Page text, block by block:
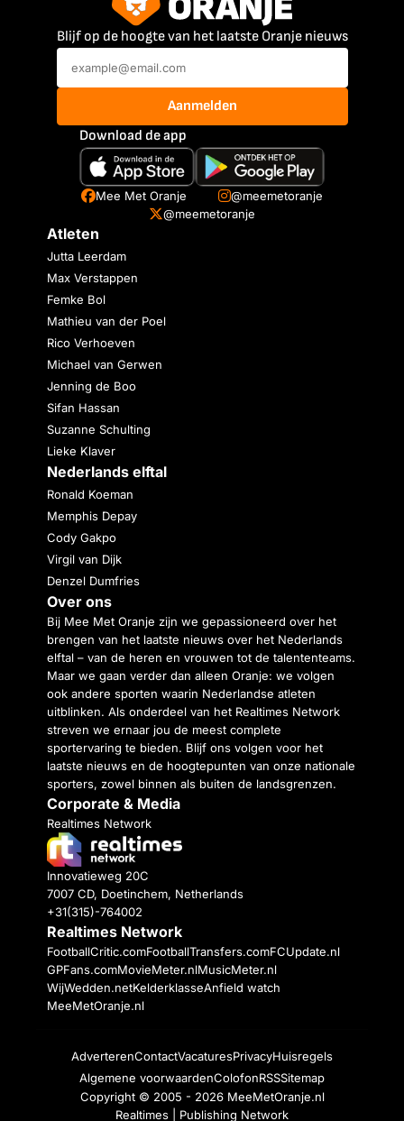
Blijf op de hoogte van het laatste Oranje nieuws
Aanmelden
Download de app
Mee Met Oranje
@meemetoranje
@meemetoranje
Atleten
Jutta Leerdam
Max Verstappen
Femke Bol
Mathieu van der Poel
Rico Verhoeven
Michael van Gerwen
Jenning de Boo
Sifan Hassan
Suzanne Schulting
Lieke Klaver
Nederlands elftal
Ronald Koeman
Memphis Depay
Cody Gakpo
Virgil van Dijk
Denzel Dumfries
Over ons
Bij Mee Met Oranje zijn we gepassioneerd over het
brengen van het laatste nieuws over het Nederlands
elftal – van de heren en vrouwen tot de talententeams.
Maar we gaan verder dan alleen Oranje: we volgen
ook andere sporten waarin Nederlandse atleten
uitblinken. Als onderdeel van het Realtimes Network
streven we ernaar jou de meest complete
sportervaring te bieden. Blijf ons volgen voor het
laatste nieuws en de hoogtepunten van onze nationale
sporters, zowel binnen als buiten de landsgrenzen.
Corporate & Media
Realtimes Network
Innovatieweg 20C
7007 CD, Doetinchem, Netherlands
+31(315)-764002
Realtimes Network
FootballCritic.comFootballTransfers.comFCUpdate.nl
GPFans.comMovieMeter.nlMusicMeter.nl
WijWedden.netKelderklasseAnfield watch
MeeMetOranje.nl
AdverterenContactVacaturesPrivacyHuisregels
Algemene voorwaardenColofonRSSSitemap
Copyright © 2005 - 2026 MeeMetOranje.nl
Realtimes | Publishing Network